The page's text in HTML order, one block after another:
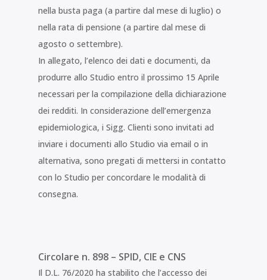
nella busta paga (a partire dal mese di luglio) o
nella rata di pensione (a partire dal mese di
agosto o settembre).
In allegato, l’elenco dei dati e documenti, da
produrre allo Studio entro il prossimo 15 Aprile
necessari per la compilazione della dichiarazione
dei redditi. In considerazione dell’emergenza
epidemiologica, i Sigg. Clienti sono invitati ad
inviare i documenti allo Studio via email o in
alternativa, sono pregati di mettersi in contatto
con lo Studio per concordare le modalità di
consegna.
Circolare n. 898 – SPID, CIE e CNS
Il D.L. 76/2020 ha stabilito che l’accesso dei